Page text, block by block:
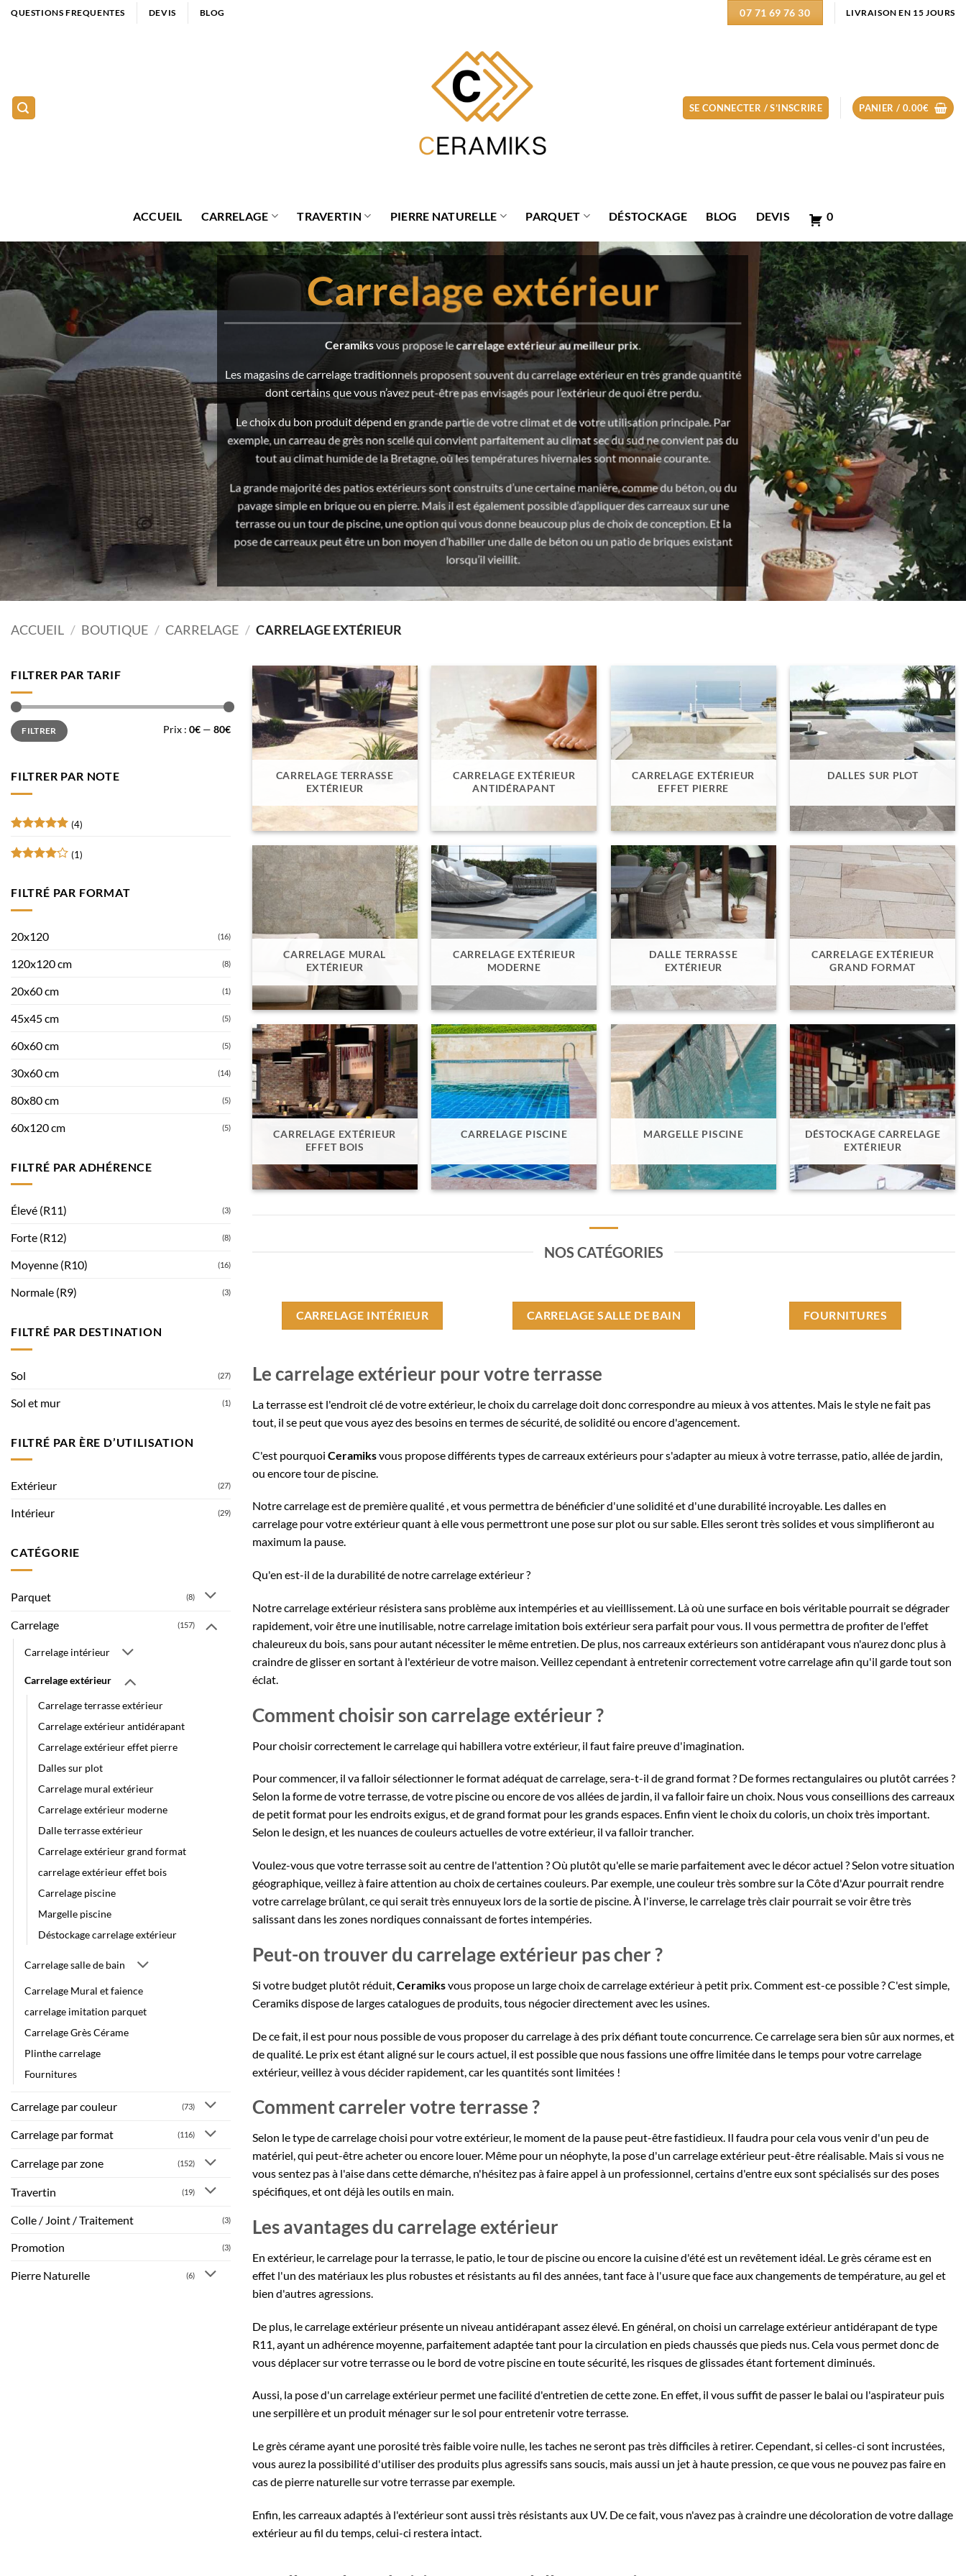
Passer
QUESTIONS FREQUENTES DEVIS BLOG 07 71 69 76 30 LIVRAISON EN 15 JOURS
SE CONNECTER / S’INSCRIRE PANIER / 0.00€
ACCUEIL CARRELAGE TRAVERTIN PIERRE NATURELLE PARQUET DÉSTOCKAGE BLOG DEVIS 0
Carrelage extérieur
Ceramiksvous propose lecarrelage extérieur au meilleur prix.
Les magasins de carrelage traditionnels proposent souvent du carrelage extérieur en très grande quantité
dont certains que vous n’avez peut-être pas envisagés pour l’extérieur de quoi être perdu.
Le choix du bon produit dépend en grande partie de votre climat et de votre utilisation principale. Par
exemple, un carreau de grès non scellé qui convient parfaitement au climat sec du sud ne convient pas du
tout au climat humide de la Bretagne, où les températures hivernales sont monnaie courante.
La grande majorité des patios extérieurs sont construits d’une certaine manière, comme du béton, ou du
pavage simple en brique ou en pierre. Mais il est également possible d’appliquer des carreaux sur une
terrasse ou un tour de piscine, une option qui vous donne beaucoup plus de choix de conception. Et la
pose de carreaux peut être un bon moyen d’habiller une dalle de béton ou un patio de briques existant
lorsqu’il vieillit.
ACCUEIL / BOUTIQUE / CARRELAGE / CARRELAGE EXTÉRIEUR
FILTRER PAR TARIF
Prix
min
Prix
maxFILTRER Prix : 0€ — 80€
FILTRER PAR NOTE
5
(4)
(1)
FILTRÉ PAR FORMAT
20x120 (16)
120x120 cm (8)
20x60 cm (1)
45x45 cm (5)
60x60 cm (5)
30x60 cm (14)
80x80 cm (5)
60x120 cm (5)
FILTRÉ PAR ADHÉRENCE
Élevé (R11) (3)
Forte (R12) (8)
Moyenne (R10) (16)
Normale (R9) (3)
FILTRÉ PAR DESTINATION
Sol (27)
Sol et mur (1)
FILTRÉ PAR ÈRE D’UTILISATION
Extérieur (27)
Intérieur (29)
CATÉGORIE
Parquet (8)
Carrelage (157)
Carrelage intérieur
Carrelage extérieur
Carrelage terrasse extérieur
Carrelage extérieur antidérapant
Carrelage extérieur effet pierre
Dalles sur plot
Carrelage mural extérieur
Carrelage extérieur moderne
Dalle terrasse extérieur
Carrelage extérieur grand format
carrelage extérieur effet bois
Carrelage piscine
Margelle piscine
Déstockage carrelage extérieur
Carrelage salle de bain
Carrelage Mural et faience
carrelage imitation parquet
Carrelage Grès Cérame
Plinthe carrelage
Fournitures
Carrelage par couleur (73)
Carrelage par format (116)
Carrelage par zone (152)
Travertin (19)
Colle / Joint / Traitement (3)
Promotion (3)
Pierre Naturelle (6)
CARRELAGE TERRASSE
EXTÉRIEUR
CARRELAGE EXTÉRIEUR
ANTIDÉRAPANT
CARRELAGE EXTÉRIEUR
EFFET PIERRE
DALLES SUR PLOT
CARRELAGE MURAL
EXTÉRIEUR
CARRELAGE EXTÉRIEUR
MODERNE
DALLE TERRASSE
EXTÉRIEUR
CARRELAGE EXTÉRIEUR
GRAND FORMAT
CARRELAGE EXTÉRIEUR
EFFET BOIS
CARRELAGE PISCINE MARGELLE PISCINE
DÉSTOCKAGE CARRELAGE
EXTÉRIEUR
NOS CATÉGORIES
CARRELAGE INTÉRIEUR CARRELAGE SALLE DE BAIN FOURNITURES
Le carrelage extérieur pour votre terrasse
La terrasse est l'endroit clé de votre extérieur, le choix du carrelage doit donc correspondre au mieux à vos attentes. Mais le style ne fait pas
tout, il se peut que vous ayez des besoins en termes de sécurité, de solidité ou encore d'agencement.
C'est pourquoi Ceramiksvous propose différents types de carreaux extérieurs pour s'adapter au mieux à votre terrasse, patio, allée de jardin,
ou encore tour de piscine.
Notre carrelage est de première qualité , et vous permettra de bénéficier d'une solidité et d'une durabilité incroyable. Lesdalles en
carrelage pour votre extérieur quant à elle vous permettront une pose sur plot ou sur sable. Elles seront très solides et vous simplifieront au
maximum la pause.
Qu'en est-il de la durabilité de notre carrelage extérieur ?
Notre carrelage extérieur résistera sans problème aux intempéries et au vieillissement. Là où une surface en bois véritable pourrait se dégrader
rapidement, voir être une inutilisable, notrecarrelage imitation bois extérieursera parfait pour vous. Il vous permettra de profiter de l'effet
chaleureux du bois, sans pour autant nécessiter le même entretien. De plus, nos carreaux extérieurs son antidérapant vous n'aurez donc plus à
craindre de glisser en sortant à l'extérieur de votre maison. Veillez cependant à entretenir correctement votre carrelage afin qu'il garde tout son
éclat.
Comment choisir son carrelage extérieur ?
Pour choisir correctement le carrelage qui habillera votre extérieur, il faut faire preuve d'imagination.
Pour commencer, il va falloir sélectionner le format adéquat de carrelage, sera-t-il degrand format? De formes rectangulaires ou plutôt carrées ?
Selon la forme de votre terrasse, de votre piscine ou encore de vos allées de jardin, il va falloir faire un choix. Nous vous conseillions des carreaux
de petit format pour les endroits exigus, et de grand format pour les grands espaces. Enfin vient le choix du coloris, un choix très important.
Selon le design, et les nuances de couleurs actuelles de votre extérieur, il va falloir trancher.
Voulez-vous que votre terrasse soit au centre de l'attention ? Où plutôt qu'elle se marie parfaitement avec le décor actuel ? Selon votre situation
géographique, veillez à faire attention au choix de certaines couleurs. Par exemple, une couleur très sombre sur la Côte d'Azur pourrait rendre
votre carrelage brûlant, ce qui serait très ennuyeux lors de la sortie de piscine. À l'inverse, le carrelage très clair pourrait se voir être très
salissant dans les zones nordiques connaissant de fortes intempéries.
Peut-on trouver du carrelage extérieur pas cher ?
Si votre budget plutôt réduit, Ceramiksvous propose un large choix de carrelage extérieur à petit prix. Comment est-ce possible ? C'est simple,
Ceramiks dispose de larges catalogues de produits, tous négocier directement avec les usines
De ce fait, il est pour nous possible de vous proposer du carrelage à des prix défiant toute concurrence. Ce carrelage sera bien sûr aux normes, et
de qualité. Le prix est étant aligné sur le cours actuel, il est possible que nous fassions une offre limitée dans le temps pour votre carrelage
extérieur, veillez à vous décider rapidement, car les quantités sont limitées !
Comment carreler votre terrasse ?
Selon le type de carrelage choisi pour votre extérieur, le moment de la pause peut-être fastidieux. Il faudra pour cela vous venir d'un peu de
matériel, qui peut-être acheter ou encore louer. Même pour un néophyte, la pose d'un carrelage extérieur peut-être réalisable. Mais si vous ne
vous sentez pas à l'aise dans cette démarche, n'hésitez pas à faire appel à un professionnel, certains d'entre eux sont spécialisés sur des poses
spécifiques, et ont déjà les outils en main.
Les avantages du carrelage extérieur
En extérieur, le carrelage pour la terrasse, le patio, le tour de piscine ou encore la cuisine d'été est un revêtement idéal. Le grès cérame est en
effet l'un des matériaux les plus robustes et résistants au fil des années, tant face à l'usure que face aux changements de température, au gel et
bien d'autres agressions.
De plus, le carrelage extérieur présente un niveau antidérapant assez élevé. En général, on choisi un carrelage extérieur antidérapantde type
R11, ayant un adhérence moyenne, parfaitement adaptée tant pour la circulation en pieds chaussés que pieds nus. Cela vous permet donc de
vous déplacer sur votre terrasse ou le bord de votre piscine en toute sécurité, les risques de glissades étant fortement diminués.
Aussi, la pose d'un carrelage extérieur permet une facilité d'entretien de cette zone. En effet, il vous suffit de passer le balai ou l'aspirateur puis
une serpillère et un produit ménager sur le sol pour entretenir votre terrasse.
Le grès cérame ayant une porosité très faible voire nulle, les taches ne seront pas très difficiles à retirer. Cependant, si celles-ci sont incrustées,
vous aurez la possibilité d'utiliser des produits plus agressifs sans soucis, mais aussi un jet à haute pression, ce que vous ne pouvez pas faire en
cas de pierre naturelle sur votre terrasse par exemple.
Enfin, les carreaux adaptés à l'extérieur sont aussi très résistants aux UV. De ce fait, vous n'avez pas à craindre une décoloration de votre dallage
extérieur au fil du temps, celui-ci restera intact.